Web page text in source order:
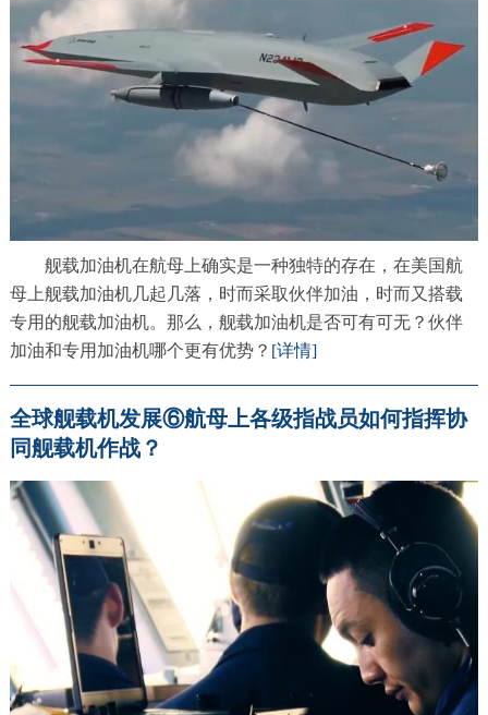
舰载加油机在航母上确实是一种独特的存在，在美国航
母上舰载加油机几起几落，时而采取伙伴加油，时而又搭载
专用的舰载加油机。那么，舰载加油机是否可有可无？伙伴
加油和专用加油机哪个更有优势？ [详情]
全球舰载机发展⑥航母上各级指战员如何指挥协
同舰载机作战？